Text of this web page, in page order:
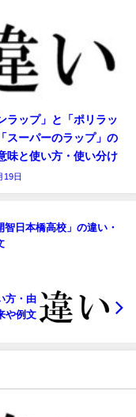
ラップ」と「ポリラッ
スーパーのラップ」の
味と使い方・使い分け
19日
智日本橋高校」の違い・
方・由
や例文